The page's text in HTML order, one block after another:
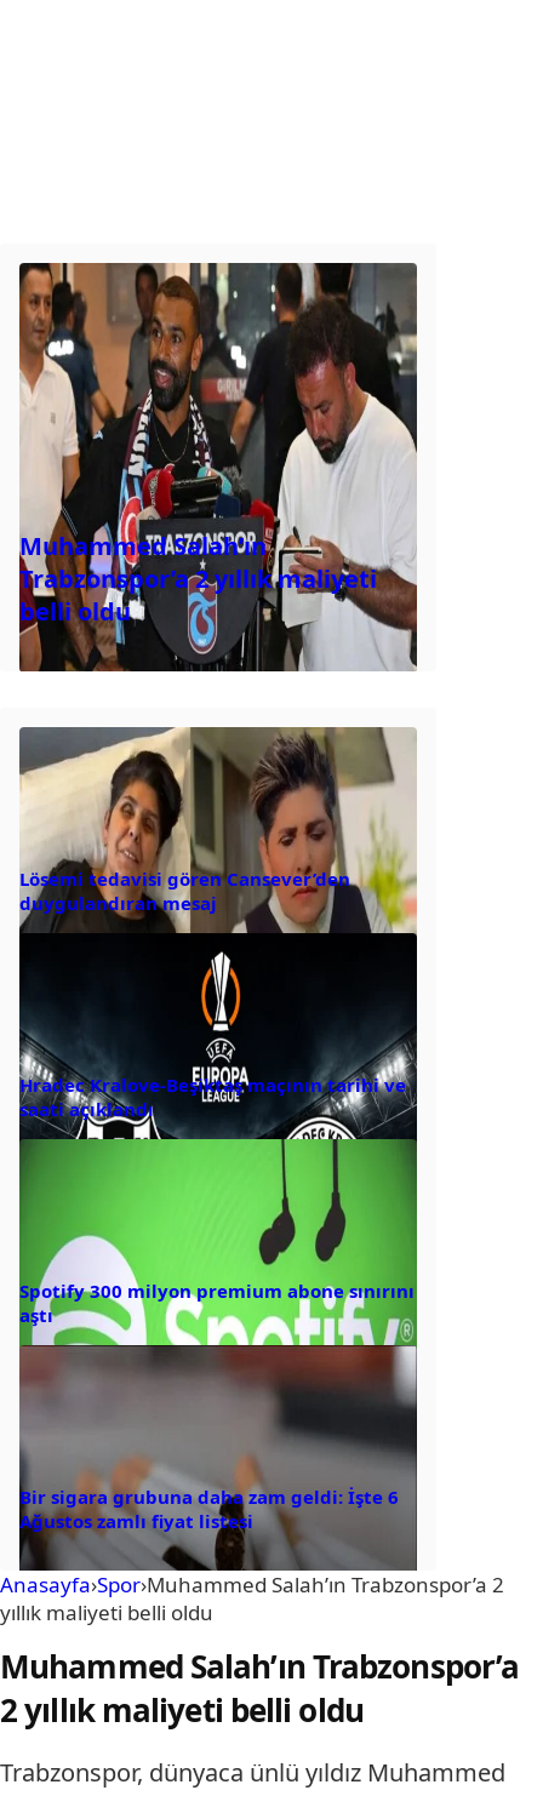
Muhammed Salah’ın
Trabzonspor’a 2 yıllık maliyeti
belli oldu
Lösemi tedavisi gören Cansever’den
duygulandıran mesaj
Hradec Kralove-Beşiktaş maçının tarihi ve
saati açıklandı
Spotify 300 milyon premium abone sınırını
aştı
Bir sigara grubuna daha zam geldi: İşte 6
Ağustos zamlı fiyat listesi
Anasayfa›Spor›Muhammed Salah’ın Trabzonspor’a 2
yıllık maliyeti belli oldu
Muhammed Salah’ın Trabzonspor’a
2 yıllık maliyeti belli oldu
Trabzonspor, dünyaca ünlü yıldız Muhammed